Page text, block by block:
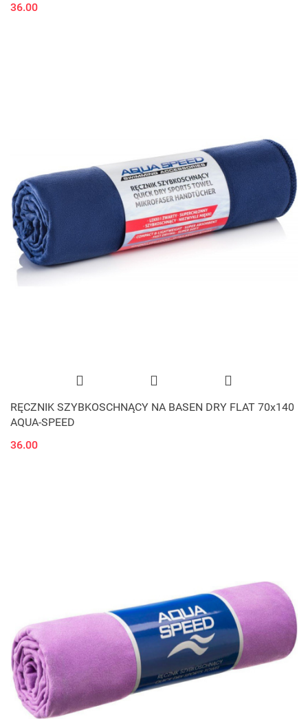
36.00
RĘCZNIK SZYBKOSCHNĄCY NA BASEN DRY FLAT 70x140
AQUA-SPEED
36.00